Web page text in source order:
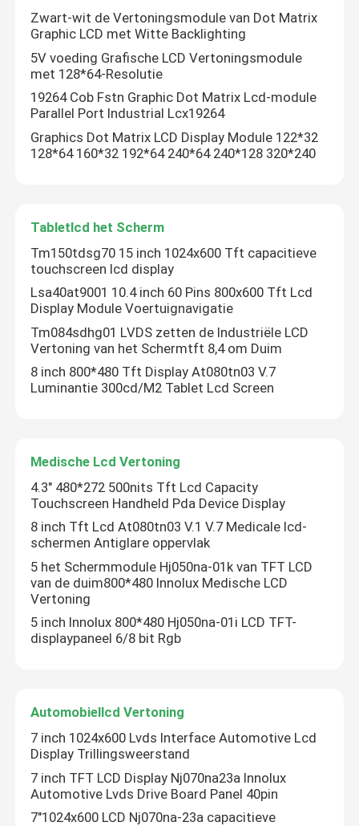
LCD-scherm
Grafische LCD Vertoningsmodule
Tabletlcd het Scherm
LCD van de celtelefoon Vertoning
Hoge Helderheidslcd Vertoning
TFT LCD-Controlemechanisme Board
E Ink Segmented Display
Zwart-wit de Vertoningsmodule van Dot Matrix
Graphic LCD met Witte Backlighting
5V voeding Grafische LCD Vertoningsmodule
met 128*64-Resolutie
19264 Cob Fstn Graphic Dot Matrix Lcd-module
Parallel Port Industrial Lcx19264
Graphics Dot Matrix LCD Display Module 122*32
128*64 160*32 192*64 240*64 240*128 320*240
Tabletlcd het Scherm
Tm150tdsg70 15 inch 1024x600 Tft capacitieve
touchscreen lcd display
Lsa40at9001 10.4 inch 60 Pins 800x600 Tft Lcd
Display Module Voertuignavigatie
Tm084sdhg01 LVDS zetten de Industriële LCD
Vertoning van het Schermtft 8,4 om Duim
8 inch 800*480 Tft Display At080tn03 V.7
Luminantie 300cd/M2 Tablet Lcd Screen
Medische Lcd Vertoning
4.3" 480*272 500nits Tft Lcd Capacity
Touchscreen Handheld Pda Device Display
8 inch Tft Lcd At080tn03 V.1 V.7 Medicale lcd-
schermen Antiglare oppervlak
5 het Schermmodule Hj050na-01k van TFT LCD
van de duim800*480 Innolux Medische LCD
Vertoning
5 inch Innolux 800*480 Hj050na-01i LCD TFT-
displaypaneel 6/8 bit Rgb
Automobiellcd Vertoning
7 inch 1024x600 Lvds Interface Automotive Lcd
Display Trillingsweerstand
7 inch TFT LCD Display Nj070na23a Innolux
Automotive Lvds Drive Board Panel 40pin
7"1024x600 LCD Nj070na-23a capacitieve